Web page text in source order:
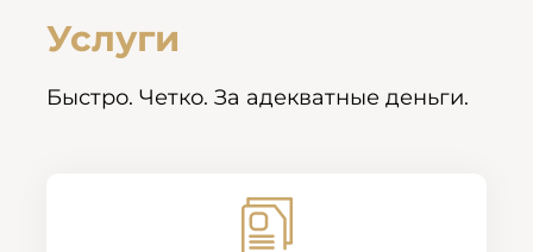
Услуги
Быстро. Четко. За адекватные деньги.